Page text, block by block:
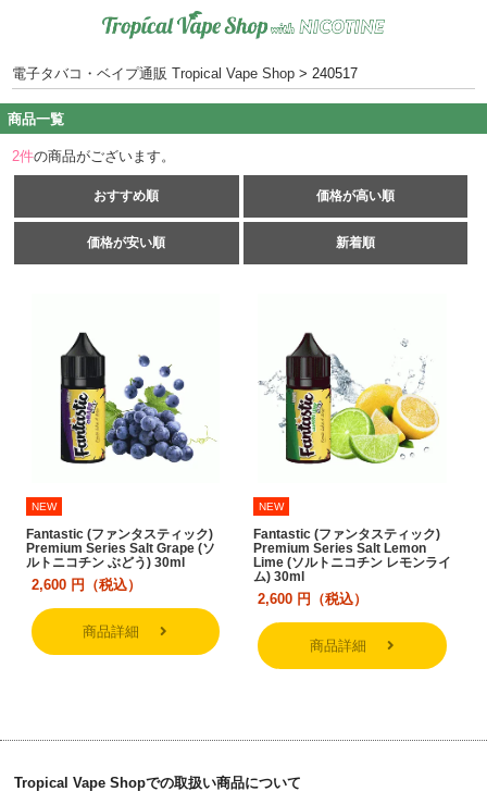
電子タバコ・ベイプ通販 Tropical Vape Shop >240517
商品一覧
2件の商品がございます。
おすすめ順 価格が高い順
価格が安い順 新着順
NEW
Fantastic (ファンタスティック)
Premium Series Salt Grape (ソ
ルトニコチン ぶどう) 30ml
2,600 円（税込）
商品詳細
NEW
Fantastic (ファンタスティック)
Premium Series Salt Lemon
Lime (ソルトニコチン レモンライ
ム) 30ml
2,600 円（税込）
商品詳細
Tropical Vape Shopでの取扱い商品について